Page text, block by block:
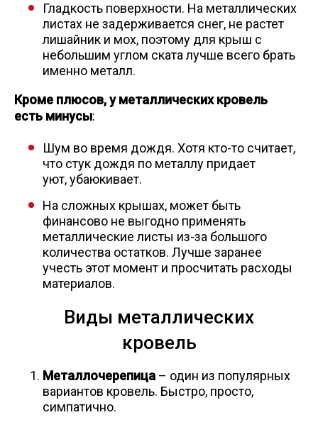
Электроды
Проволока
Скобо-гибочные изделия
Нержавейка
Алюминиевый прокат
Гладкость поверхности. На металлических
листах не задерживается снег, не растет
лишайник и мох, поэтому для крыш с
небольшим углом ската лучше всего брать
именно металл.
Кроме плюсов, у металлических кровель
есть минусы:
Шум во время дождя. Хотя кто-то считает,
что стук дождя по металлу придает
уют, убаюкивает.
На сложных крышах, может быть
финансово не выгодно применять
металлические листы из-за большого
количества остатков. Лучше заранее
учесть этот момент и просчитать расходы
материалов.
Виды металлических
кровель
Металлочерепица – один из популярных
вариантов кровель. Быстро, просто,
симпатично.